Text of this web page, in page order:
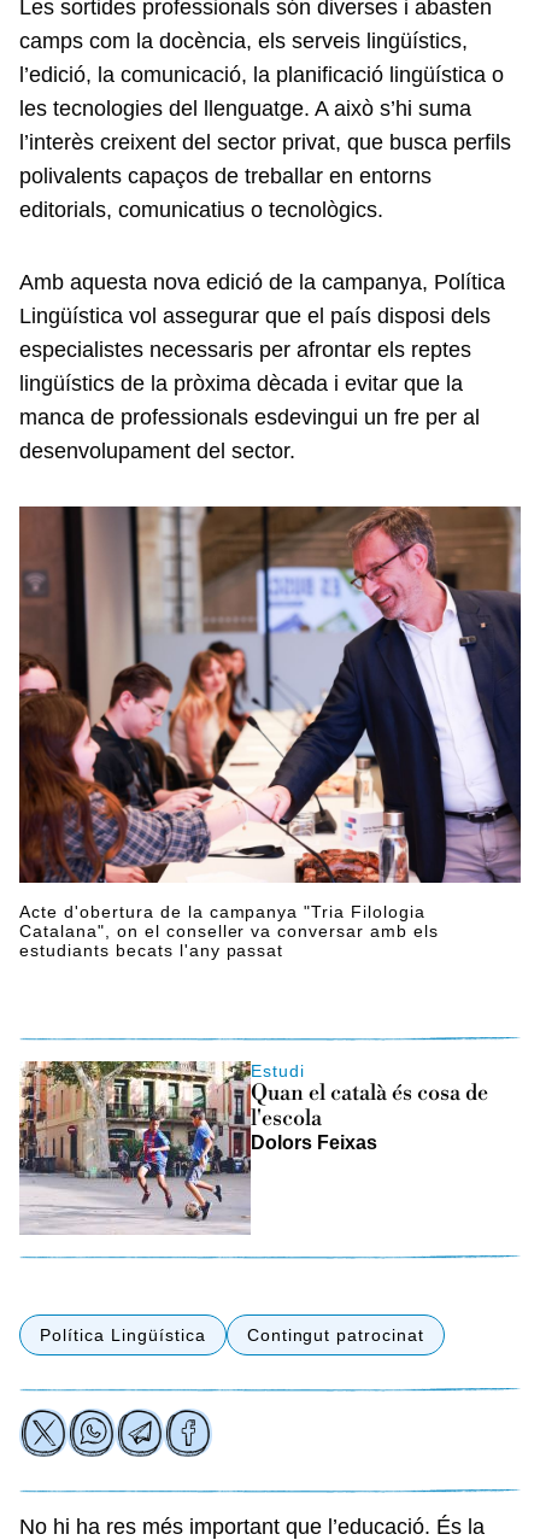
Les sortides professionals són diverses i abasten
camps com la docència, els serveis lingüístics,
l’edició, la comunicació, la planificació lingüística o
les tecnologies del llenguatge. A això s’hi suma
l’interès creixent del sector privat, que busca perfils
polivalents capaços de treballar en entorns
editorials, comunicatius o tecnològics.
Amb aquesta nova edició de la campanya, Política
Lingüística vol assegurar que el país disposi dels
especialistes necessaris per afrontar els reptes
lingüístics de la pròxima dècada i evitar que la
manca de professionals esdevingui un fre per al
desenvolupament del sector.
Acte d'obertura de la campanya "Tria Filologia
Catalana", on el conseller va conversar amb els
estudiants becats l'any passat
Estudi
Quan el català és cosa de
l'escola
Dolors Feixas
Política Lingüística Contingut patrocinat
No hi ha res més important que l’educació. És la